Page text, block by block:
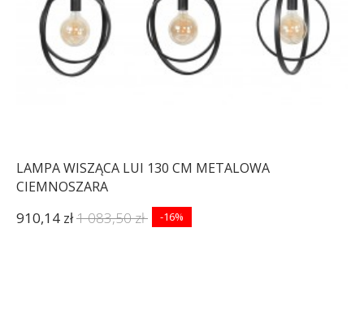
LAMPA WISZĄCA LUI 130 CM METALOWA
CIEMNOSZARA
910,14 zł1 083,50 zł -16%